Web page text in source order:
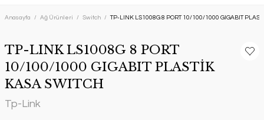
Anasayfa Ağ Ürünleri Switch TP-LINK LS1008G 8 PORT 10/100/1000 GIGABIT
TP-LINK LS1008G 8 PORT
10/100/1000 GIGABIT PLASTİK
KASA SWITCH
Tp-Link